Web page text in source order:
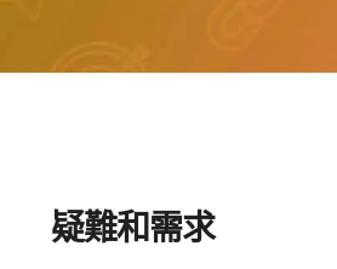
疑難和需求